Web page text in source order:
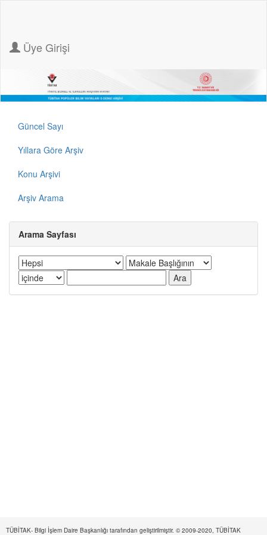
Üye Girişi
Güncel Sayı
Yıllara Göre Arşiv
Konu Arşivi
Arşiv Arama
Arama Sayfası
TÜBİTAK- Bilgi İşlem Daire Başkanlığı tarafından geliştirilmiştir. © 2009-2020, TÜBİTAK